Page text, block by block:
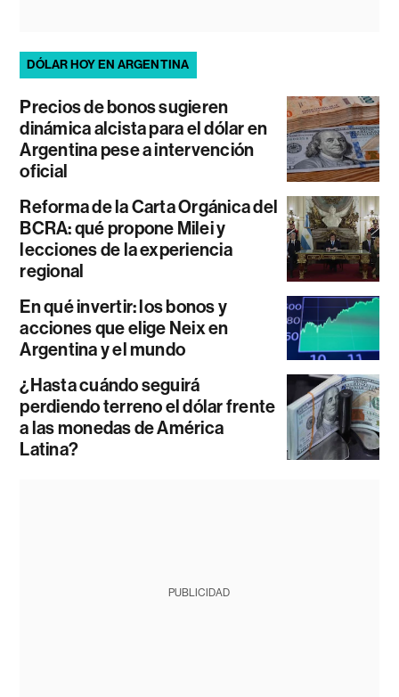
DÓLAR HOY EN ARGENTINA
Precios de bonos sugieren
dinámica alcista para el dólar en
Argentina pese a intervención
oficial
Reforma de la Carta Orgánica del
BCRA: qué propone Milei y
lecciones de la experiencia
regional
En qué invertir: los bonos y
acciones que elige Neix en
Argentina y el mundo
¿Hasta cuándo seguirá
perdiendo terreno el dólar frente
a las monedas de América
Latina?
PUBLICIDAD